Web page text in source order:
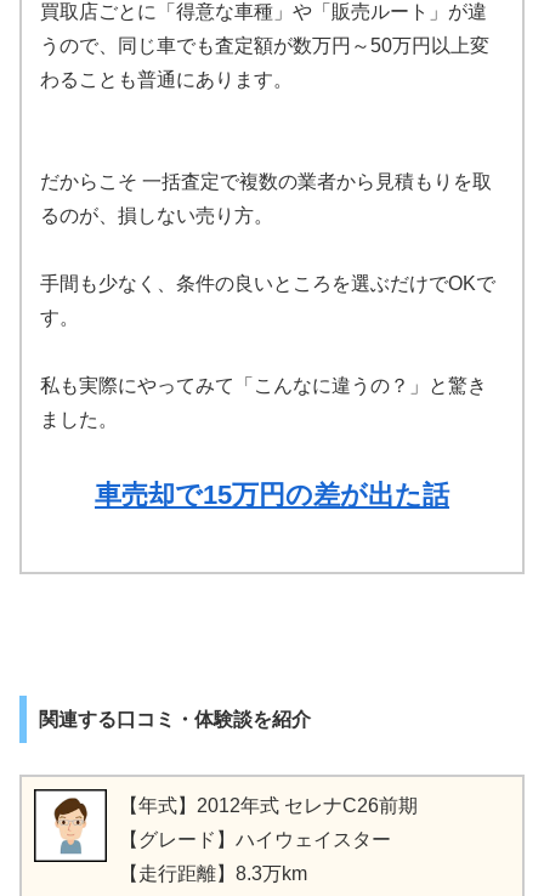
買取店ごとに「得意な車種」や「販売ルート」が違
うので、同じ車でも査定額が数万円～50万円以上変
わることも普通にあります。
だからこそ 一括査定で複数の業者から見積もりを取
るのが、損しない売り方。
手間も少なく、条件の良いところを選ぶだけでOKで
す。
私も実際にやってみて「こんなに違うの？」と驚き
ました。
車売却で15万円の差が出た話
関連する口コミ・体験談を紹介
【年式】2012年式 セレナC26前期
【グレード】ハイウェイスター
【走行距離】8.3万km